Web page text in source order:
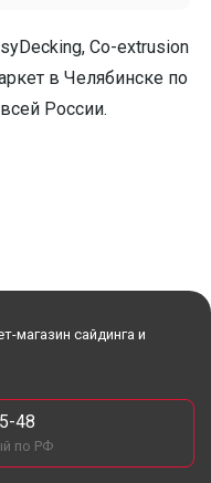
Co-extrusion
в Челябинске по
России.
магазин сайдинга и
48
по РФ